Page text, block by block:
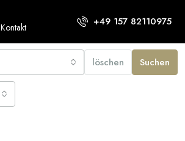
Kontakt +49 157 82110975
löschen Suchen